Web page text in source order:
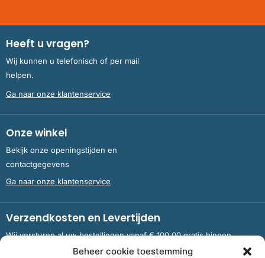
Beheer cookie toestemming
Heeft u vragen?
Wij kunnen u telefonisch of per mail
helpen.
Ga naar onze klantenservice
Onze winkel
Bekijk onze openingstijden en
contactgegevens
Ga naar onze klantenservice
Verzendkosten en Levertijden
Wij versturen al uw bestellingen vanaf € 100,00 gratis binnen
Nederland en België.